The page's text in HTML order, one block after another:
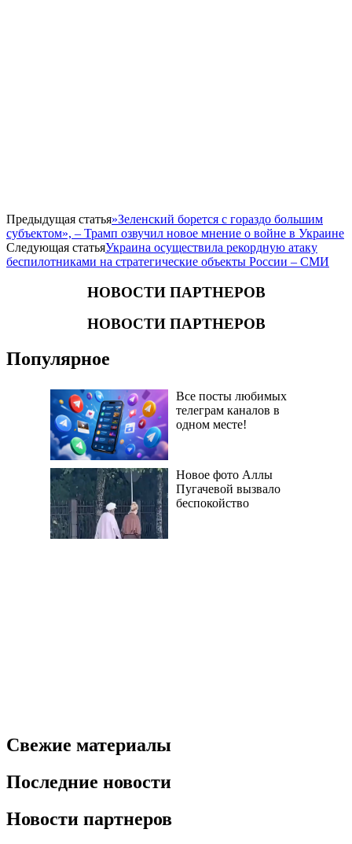
Предыдущая статья​»Зеленский борется с гораздо большим
субъектом», – Трамп озвучил новое мнение о войне в Украине
Следующая статьяУкраина осуществила рекордную атаку
беспилотниками на стратегические объекты России – СМИ
НОВОСТИ ПАРТНЕРОВ
НОВОСТИ ПАРТНЕРОВ
Популярное
Все посты любимых
телеграм каналов в
одном месте!
Новое фото Аллы
Пугачевой вызвало
беспокойство
Свежие материалы
Последние новости
Новости партнеров